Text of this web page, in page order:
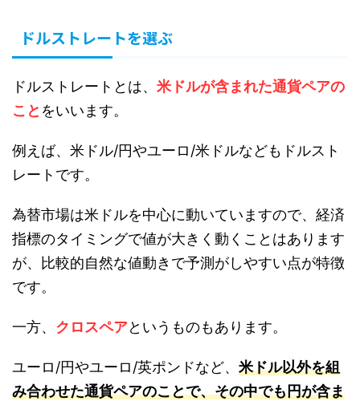
ドルストレートを選ぶ
ドルストレートとは、 米ドルが含まれた通貨ペアの
こと をいいます。
例えば、米ドル/円やユーロ/米ドルなどもドルスト
レートです。
為替市場は米ドルを中心に動いていますので、経済
指標のタイミングで値が大きく動くことはあります
が、比較的自然な値動きで予測がしやすい点が特徴
です。
一方、 クロスペアというものもあります。
ユーロ/円やユーロ/英ポンドなど、 米ドル以外を組
み合わせた通貨ペアのことで、その中でも円が含ま